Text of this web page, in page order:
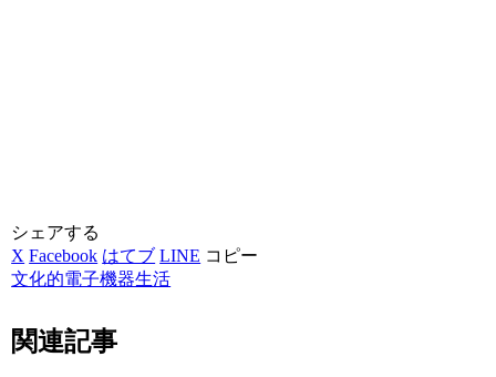
シェアする
X Facebook はてブ LINE コピー
文化的電子機器生活
関連記事